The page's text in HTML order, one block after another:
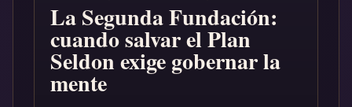
La Segunda Fundación:
cuando salvar el Plan
Seldon exige gobernar la
mente